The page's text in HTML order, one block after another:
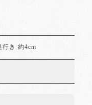
行き 約4cm